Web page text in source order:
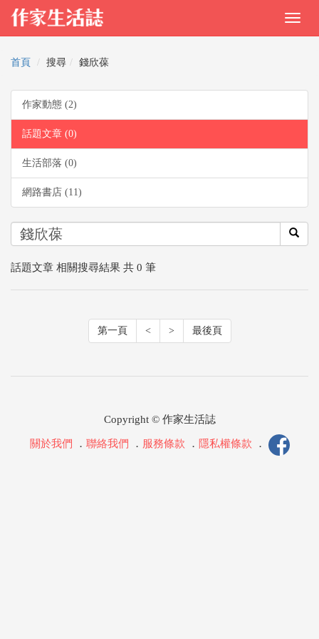
首頁 搜尋 錢欣葆
作家動態 (2)
話題文章 (0)
生活部落 (0)
網路書店 (11)
話題文章 相關搜尋結果 共 0 筆
第一頁 < > 最後頁
Copyright © 作家生活誌
關於我們 ． 聯絡我們 ． 服務條款 ． 隱私權條款 ．